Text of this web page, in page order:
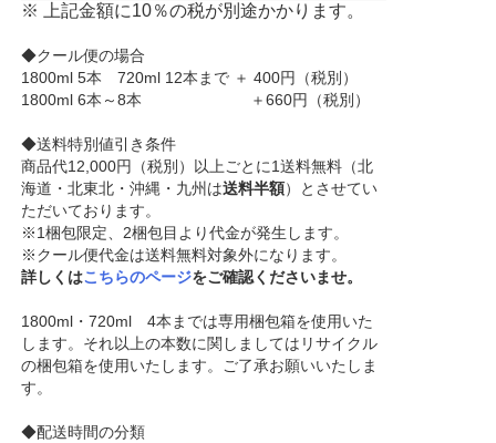
※ 上記金額に10％の税が別途かかります。
◆クール便の場合
1800ml 5本 720ml 12本まで ＋ 400円（税別）
1800ml 6本～8本 ＋660円（税別）
◆送料特別値引き条件
商品代12,000円（税別）以上ごとに1送料無料（北
海道・北東北・沖縄・九州は送料半額）とさせてい
ただいております。
※1梱包限定、2梱包目より代金が発生します。
※クール便代金は送料無料対象外になります。
詳しくはこちらのページをご確認くださいませ。
1800ml・720ml 4本までは専用梱包箱を使用いた
します。それ以上の本数に関しましてはリサイクル
の梱包箱を使用いたします。ご了承お願いいたしま
す。
◆配送時間の分類